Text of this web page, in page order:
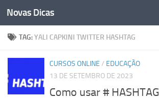
Skip to content
Novas Dicas
TAG:YALI CAPKINI TWITTER HASHTAG
CURSOS ONLINE / EDUCAÇÃO
13 DE SETEMBRO DE 2023
Como usar # HASHTAG